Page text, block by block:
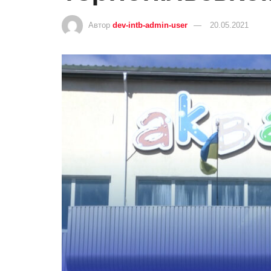
Автор dev-intb-admin-user 20.05.2021